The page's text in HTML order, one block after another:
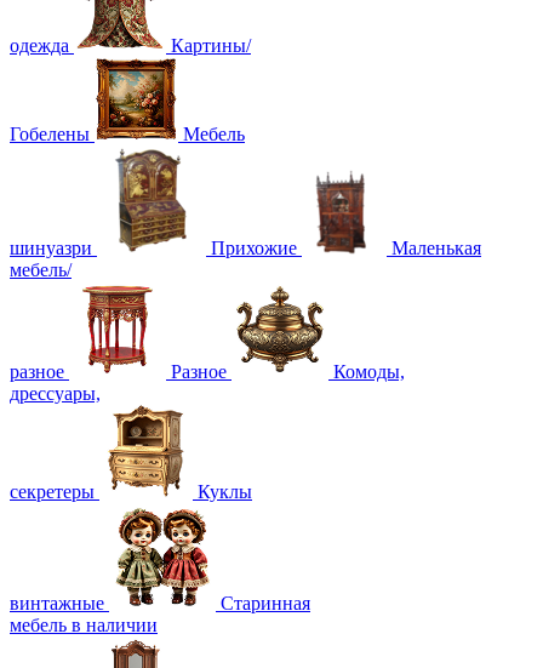
одежда Картины/
Гобелены Мебель
шинуазри Прихожие
Маленькая
мебель/
разное Разное
Комоды,
дрессуары,
секретеры Куклы
винтажные
Старинная
мебель в наличии